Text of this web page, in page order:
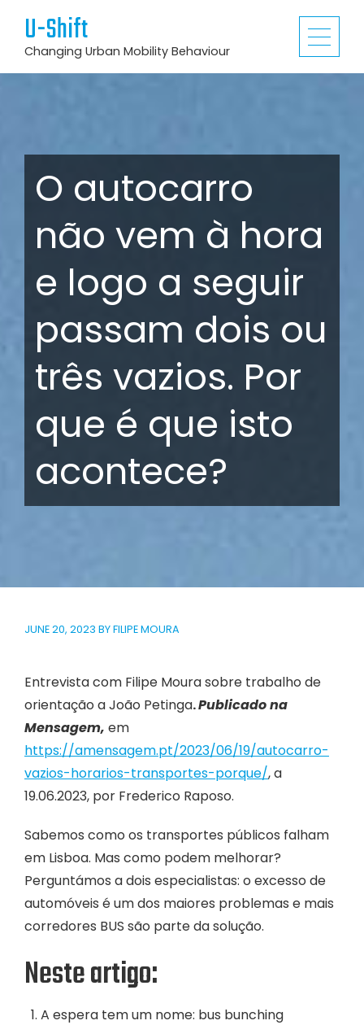
U-Shift
Changing Urban Mobility Behaviour
O autocarro
não vem à hora
e logo a seguir
passam dois ou
três vazios. Por
que é que isto
acontece?
JUNE 20, 2023 BYFILIPE MOURA
Entrevista com Filipe Moura sobre trabalho de
orientação a João Petinga.Publicado na
Mensagem, em
https://amensagem.pt/2023/06/19/autocarro-
vazios-horarios-transportes-porque/, a
19.06.2023, por Frederico Raposo.
Sabemos como os transportes públicos falham
em Lisboa. Mas como podem melhorar?
Perguntámos a dois especialistas: o excesso de
automóveis é um dos maiores problemas e mais
corredores BUS são parte da solução.
Neste artigo:
A espera tem um nome: bus bunching